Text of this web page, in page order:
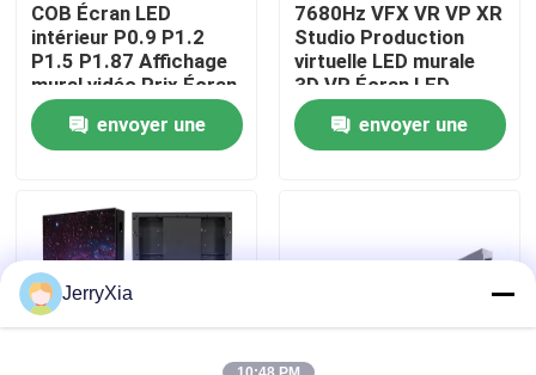
Visite de l'usine
Contrôle de la qualité
Nous contacter
Nouvelles
COB Écran LED
intérieur P0.9 P1.2
P1.5 P1.87 Affichage
mural vidéo Prix Écran
LED intérieur
Affichage LED Led Cob
envoyer une
7680Hz VFX VR VP XR
Studio Production
virtuelle LED murale
3D VR Écran LED
immersif
envoyer une
JerryXia